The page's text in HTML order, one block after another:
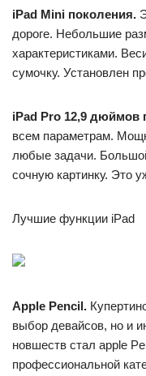
iPad Mini поколения.
дороге. Небольшие
характеристиками.
сумочку. Установлен
iPad Pro 12,9 дюймов
всем параметрам.
любые задачи.
сочную картинку. Это
Лучшие функции iPad
Apple Pencil.
выбор девайсов, но и
новшеств стал apple
профессиональной